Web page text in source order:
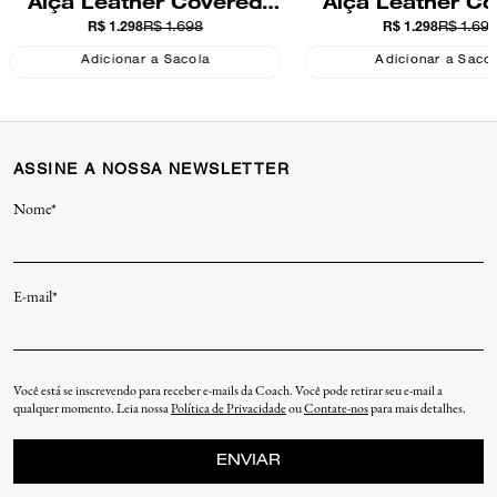
Alça Leather Covered
Short Chain Coach
R$ 1.698
R$ 1.298
Adicionar a Sacola
Alça Leather
Short ChainR$ 1.698
R$ 1.298
Adicionar a
ASSINE A NOSSA NEWSLETTER
Nome*
E-mail*
Você está se inscrevendo para receber e-mails da Coach. Você pode retirar seu e-mail a
qualquer momento. Leia nossaPolítica de PrivacidadeouContate-nospara mais detalhes.
ENVIAR